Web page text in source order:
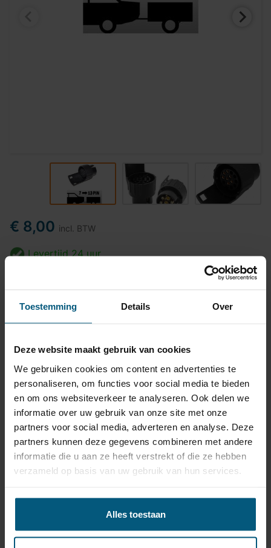
Toestemming Details Over
Deze website maakt gebruik van cookies
We gebruiken cookies om content en advertenties te
personaliseren, om functies voor social media te bieden
en om ons websiteverkeer te analyseren. Ook delen we
informatie over uw gebruik van onze site met onze
partners voor social media, adverteren en analyse. Deze
partners kunnen deze gegevens combineren met andere
informatie die u aan ze heeft verstrekt of die ze hebben
verzameld op basis van uw gebruik van hun services.
Alles toestaan
€ 8,00 incl. BTW
Levertijd24 uur
Pasvormgarantie
Snelle levering
14 dagen bedenktijd
Klantbeoordeling 9,2/10
Productomschrijving
connection trailer; bicycle carrier; caravan